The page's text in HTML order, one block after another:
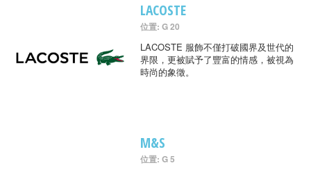
LACOSTE
位置: G 20
LACOSTE 服飾不僅打破國界及世代的
界限，更被賦予了豐富的情感，被視為
時尚的象徵。
M&S
位置: G 5